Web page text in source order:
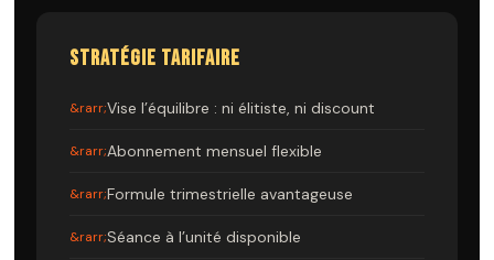
STRATÉGIE TARIFAIRE
Vise l’équilibre : ni élitiste, ni discount
Abonnement mensuel flexible
Formule trimestrielle avantageuse
Séance à l’unité disponible